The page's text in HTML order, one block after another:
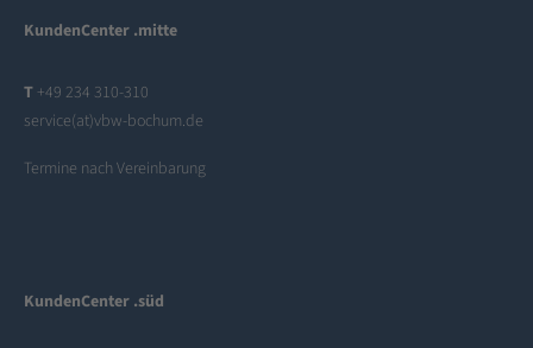
KundenCenter .mitte
T +49 234 310-310
service(at)vbw-bochum.de
Termine nach Vereinbarung
KundenCenter .süd